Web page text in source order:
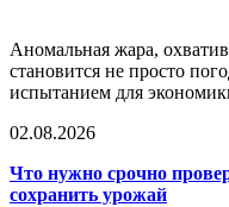
Аномальная жара,
становится не просто
испытанием для
02.08.2026
Что нужно срочно
сохранить урожай